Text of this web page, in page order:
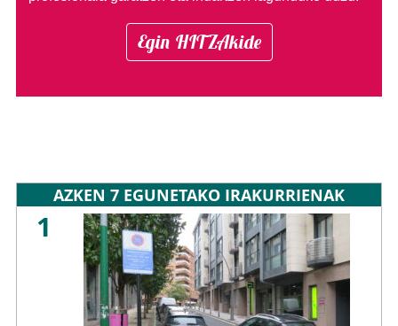
Egin HITZAkide
AZKEN 7 EGUNETAKO IRAKURRIENAK
1